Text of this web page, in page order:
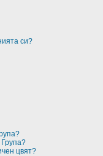
си?
цвят?